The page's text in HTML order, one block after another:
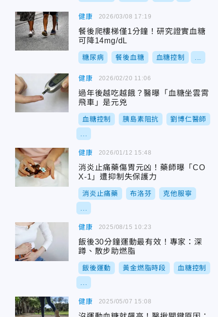
健康
餐後爬樓梯僅1分鐘！研究證實血糖
可降14mg/dL
糖尿病 餐後血糖 血糖控制
2026/03/08 17:19
健康
過年後越吃越餓？醫曝「血糖坐雲霄
飛車」是元兇
血糖控制 胰島素阻抗 劉博仁醫師
2026/02/20 11:06
健康
消炎止痛藥傷胃元凶！藥師曝「CO
X-1」遭抑制失保護力
消炎止痛藥 布洛芬 克他服寧
2026/01/12 15:48
健康
飯後30分鐘運動最有效！專家：深
蹲、散步助燃脂
飯後運動 黃金燃脂時段 血糖控制
2025/08/15 10:23
健康 2025/05/07 15:08